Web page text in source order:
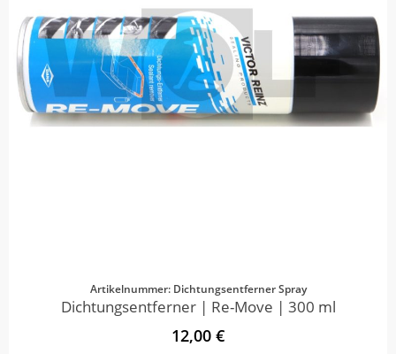
Artikelnummer: Dichtungsentferner Spray
Dichtungsentferner | Re-Move | 300 ml
12,00 €